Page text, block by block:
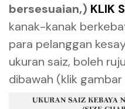
bersesuaian,) KLIK
kanak-kanak
para pelanggan
ukuran saiz, boleh
dibawah (klik